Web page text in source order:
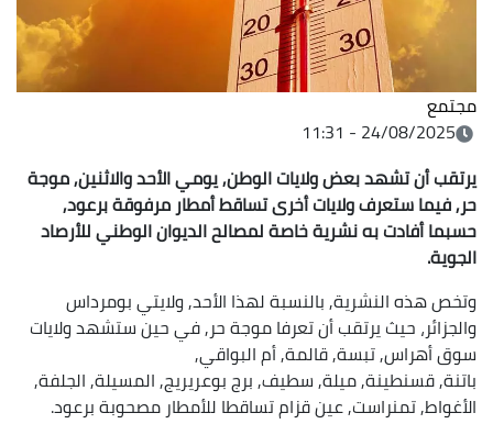
مجتمع
24/08/2025 - 11:31
يرتقب أن تشهد بعض ولايات الوطن, يومي الأحد والاثنين, موجة
حر, فيما ستعرف ولايات أخرى تساقط أمطار مرفوقة برعود,
حسبما أفادت به نشرية خاصة لمصالح الديوان الوطني للأرصاد
الجوية.
وتخص هذه النشرية, بالنسبة لهذا الأحد, ولايتي بومرداس
والجزائر، حيث يرتقب أن تعرفا موجة حر, في حين ستشهد ولايات
سوق أهراس, تبسة, قالمة, أم البواقي,
باتنة, قسنطينة, ميلة, سطيف, برج بوعريريج, المسيلة, الجلفة,
الأغواط, تمنراست, عين قزام تساقطا للأمطار مصحوبة برعود.